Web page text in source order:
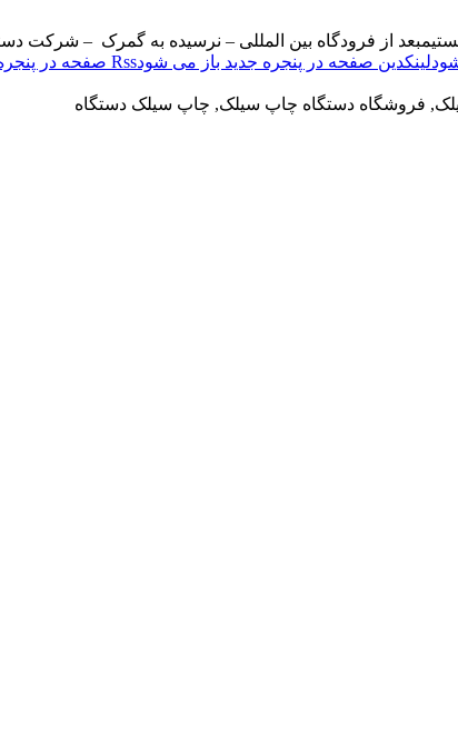
بعد از فرودگاه بین المللی – نرسیده به گمرک – شرکت
لینکدین صفحه در پنجره جدید باز می شودRss صفحه در پنجره جدید باز می شود
فروشگاه دستگاه چاپ سیلک, چاپ سیلک دستگاه